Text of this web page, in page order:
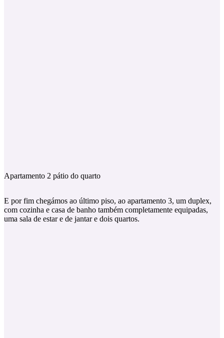
Apartamento 2 pátio do quarto
E por fim chegámos ao último piso, ao apartamento 3, um duplex,
com cozinha e casa de banho também completamente equipadas,
uma sala de estar e de jantar e dois quartos.